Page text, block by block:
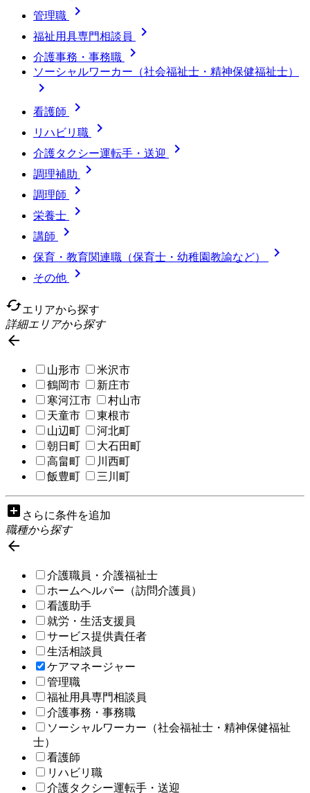
管理職 
福祉用具専門相談員 
介護事務・事務職 
ソーシャルワーカー（社会福祉士・精神保健福祉士）

看護師 
リハビリ職 
介護タクシー運転手・送迎 
調理補助 
調理師 
栄養士 
講師 
保育・教育関連職（保育士・幼稚園教諭など） 
その他

cachedエリアから探す
詳細エリアから探す

山形市
米沢市
鶴岡市
新庄市
寒河江市
村山市
天童市
東根市
山辺町
河北町
朝日町
大石田町
高畠町
川西町
飯豊町
三川町
add_box さらに条件を追加
職種から探す

介護職員・介護福祉士
ホームヘルパー（訪問介護員）
看護助手
就労・生活支援員
サービス提供責任者
生活相談員
ケアマネージャー
管理職
福祉用具専門相談員
介護事務・事務職
ソーシャルワーカー（社会福祉士・精神保健福祉
士）
看護師
リハビリ職
介護タクシー運転手・送迎